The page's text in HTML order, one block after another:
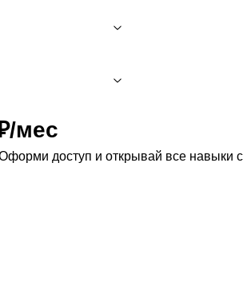
мес
доступ и открывай все навыки